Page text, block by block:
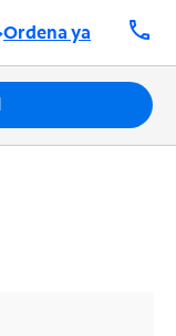
Ordena ya call